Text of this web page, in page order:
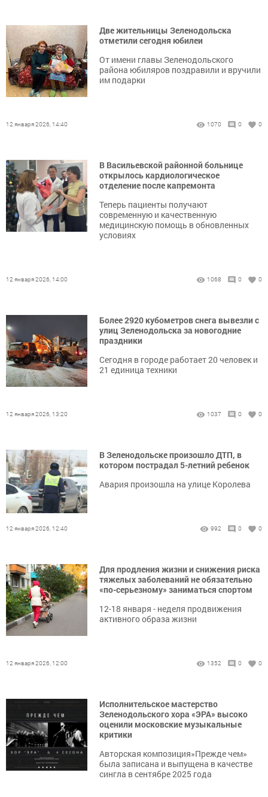
Две жительницы Зеленодольска
отметили сегодня юбилеи
От имени главы Зеленодольского
района юбиляров поздравили и вручили
им подарки
12 января 2026, 14:40 1070 0 0
В Васильевской районной больнице
открылось кардиологическое
отделение после капремонта
Теперь пациенты получают
современную и качественную
медицинскую помощь в обновленных
условиях
12 января 2026, 14:00 1068 0 0
Более 2920 кубометров снега вывезли с
улиц Зеленодольска за новогодние
праздники
Сегодня в городе работает 20 человек и
21 единица техники
12 января 2026, 13:20 1037 0 0
В Зеленодольске произошло ДТП, в
котором пострадал 5-летний ребенок
Авария произошла на улице Королева
12 января 2026, 12:40 992 0 0
Для продления жизни и снижения риска
тяжелых заболеваний не обязательно
«по-серьезному» заниматься спортом
12-18 января - неделя продвижения
активного образа жизни
12 января 2026, 12:00 1352 0 0
Исполнительское мастерство
Зеленодольского хора «ЭРА» высоко
оценили московские музыкальные
критики
Авторская композиция»Прежде чем»
была записана и выпущена в качестве
сингла в сентябре 2025 года